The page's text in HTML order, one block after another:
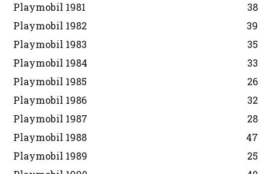
Playmobil 1981
38
Playmobil 1982
39
Playmobil 1983
35
Playmobil 1984
33
Playmobil 1985
26
Playmobil 1986
32
Playmobil 1987
28
Playmobil 1988
47
Playmobil 1989
25